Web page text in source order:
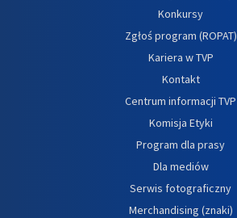
Konkursy
Zgłoś program (ROPAT)
Kariera w TVP
Kontakt
Centrum informacji TVP
Komisja Etyki
Program dla prasy
Dla mediów
Serwis fotograficzny
Merchandising (znaki)